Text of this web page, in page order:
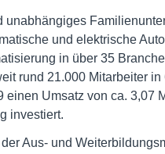
unabhängiges
und elektrische
in über 35
rund 21.000 Mitarbeiter
Umsatz von ca. 3,07
investiert.
Aus- und